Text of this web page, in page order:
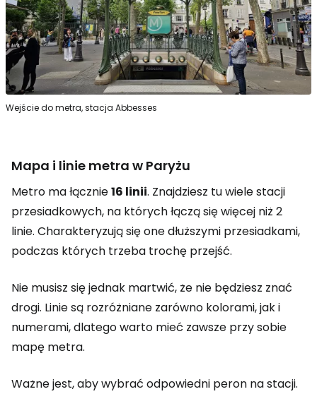
Wejście do metra, stacja Abbesses
Mapa i linie metra w Paryżu
Metro ma łącznie16 linii. Znajdziesz tu wiele stacji
przesiadkowych, na których łączą się więcej niż 2
linie. Charakteryzują się one dłuższymi przesiadkami,
podczas których trzeba trochę przejść.
Nie musisz się jednak martwić, że nie będziesz znać
drogi. Linie są rozróżniane zarówno kolorami, jak i
numerami, dlatego warto mieć zawsze przy sobie
mapę metra.
Ważne jest, aby wybrać odpowiedni peron na stacji.